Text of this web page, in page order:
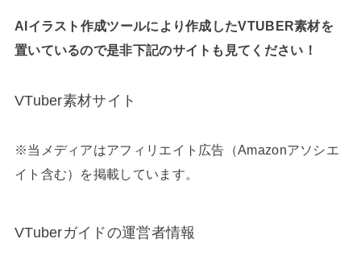
AIイラスト作成ツールにより作成したVTUBER素材を
置いているので是非下記のサイトも見てください！
VTuber素材サイト
※当メディアはアフィリエイト広告（Amazonアソシエ
イト含む）を掲載しています。
VTuberガイドの運営者情報